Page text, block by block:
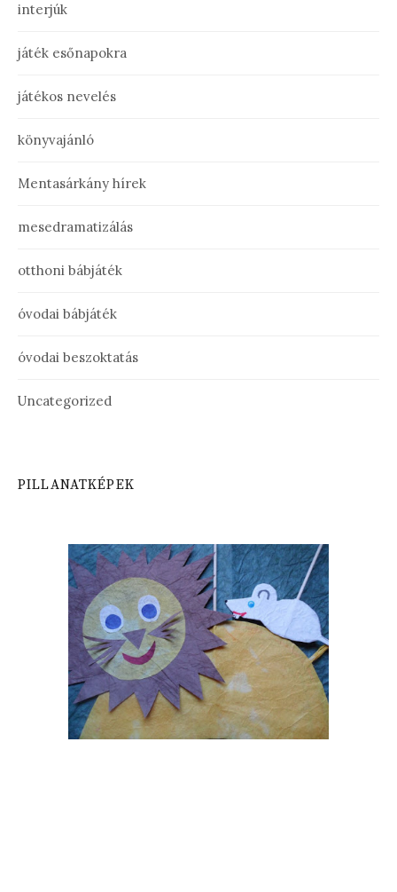
interjúk
játék esőnapokra
játékos nevelés
könyvajánló
Mentasárkány hírek
mesedramatizálás
otthoni bábjáték
óvodai bábjáték
óvodai beszoktatás
Uncategorized
PILLANATKÉPEK